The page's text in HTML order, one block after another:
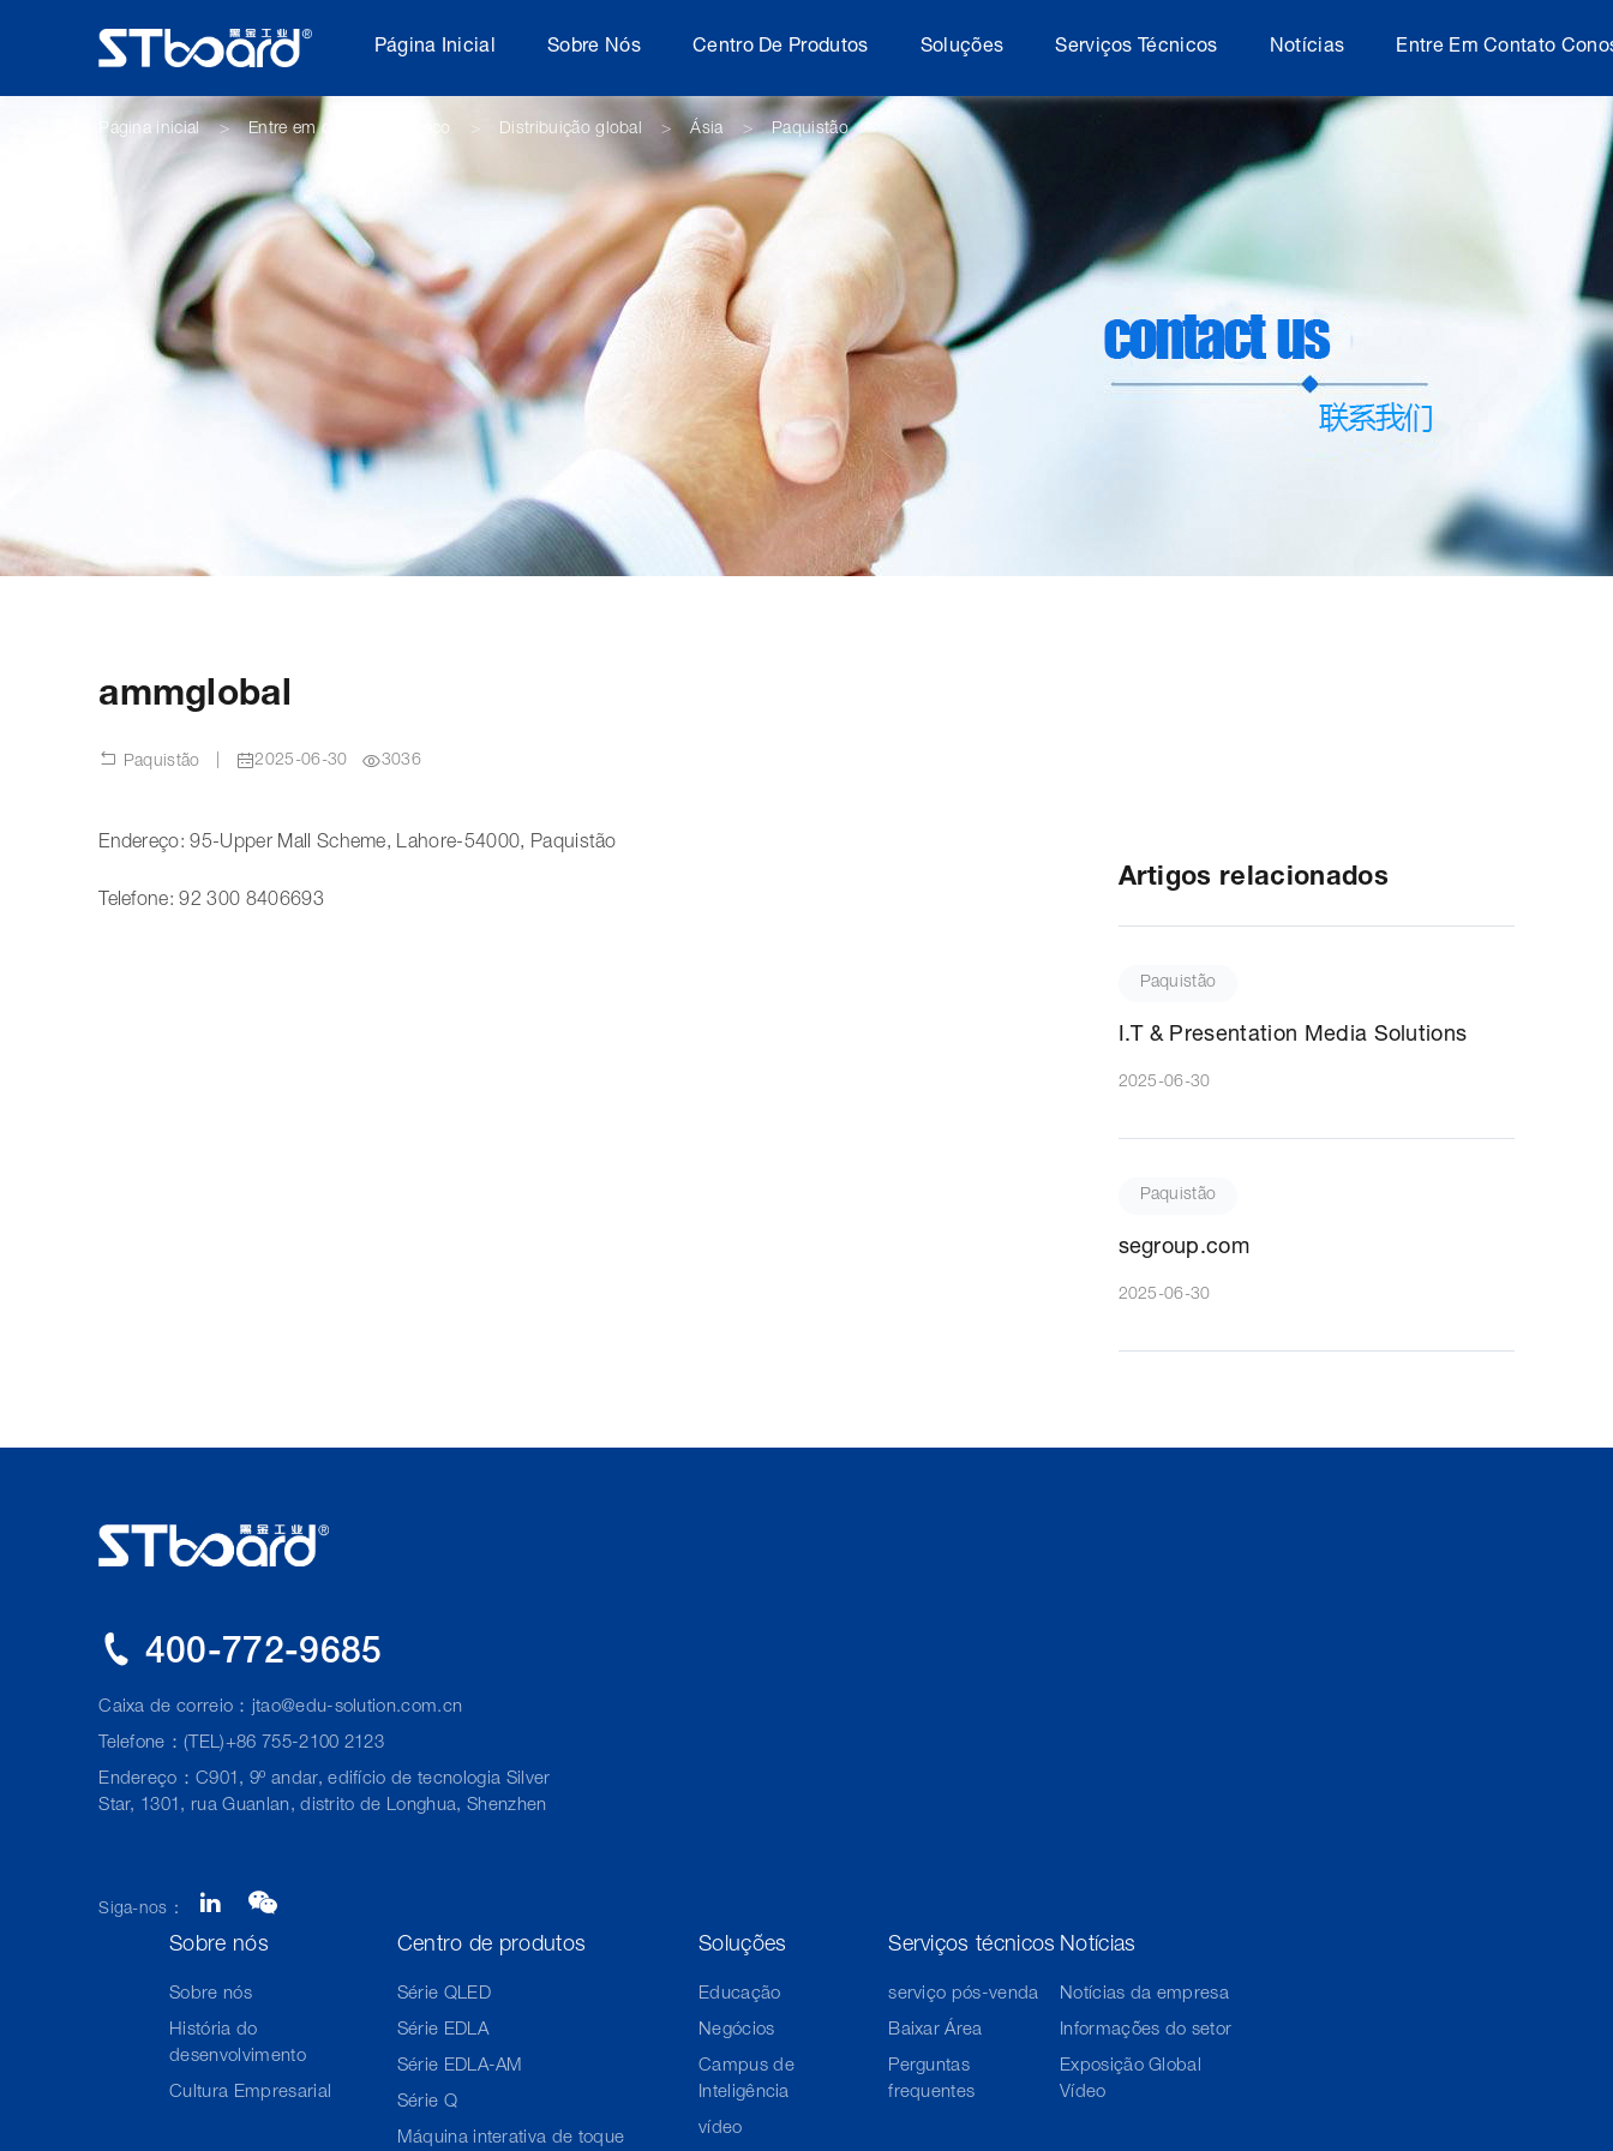
Página Inicial Sobre Nós Centro De Produtos Soluções Serviços Técnicos Notícias Entre Em Contato
Página inicial Entre em contato conosco Distribuição global Ásia Paquistão
ammglobal
Paquistão 2025-06-30 3036
Endereço: 95-Upper Mall Scheme, Lahore-54000, Paquistão
Telefone: 92 300 8406693
Artigos relacionados
Paquistão
I.T & Presentation Media Solutions
2025-06-30
Paquistão
segroup.com
2025-06-30
400-772-9685
Caixa de correio： jtao@edu-solution.com.cn
Telefone：(TEL)+86 755-2100 2123
Endereço：C901, 9º andar, edifício de tecnologia Silver
Star, 1301, rua Guanlan, distrito de Longhua, Shenzhen
Siga-nos：
Sobre nós
Sobre nós
História do
desenvolvimento
Cultura Empresarial
Centro de produtos
Série QLED
Série EDLA
Série EDLA-AM
Série Q
Máquina interativa de toque
Soluções
Educação
Negócios
Campus de
Inteligência
vídeo
Serviços técnicos
serviço pós-venda
Baixar Área
Perguntas
frequentes
Notícias
Notícias da empresa
Informações do setor
Exposição Global
Vídeo